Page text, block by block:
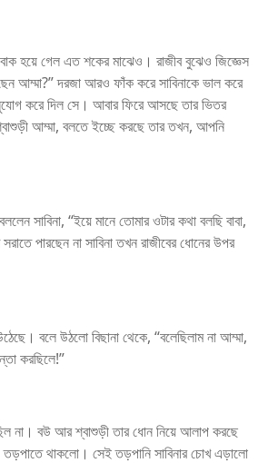
হয়ে গেল এত শকের মাঝেও। রাজীব বুঝেও জিজ্ঞেস
আম্মা?” দরজা আরও ফাঁক করে সাবিনাকে ভাল করে
সুযোগ করে দিল সে। আবার ফিরে আসছে তার ভিতর
আম্মা, বলতে ইচ্ছে করছে তার তখন, আপনি
সাবিনা, “ইয়ে মানে তোমার ওটার কথা বলছি বাবা,
পারছেন না সাবিনা তখন রাজীবের ধোনের উপর
বলে উঠলো বিছানা থেকে, “বলেছিলাম না আম্মা,
করছিলে!”
না। বউ আর শ্বাশুড়ী তার ধোন নিয়ে আলাপ করছে
থাকলো। সেই তড়পানি সাবিনার চোখ এড়ালো